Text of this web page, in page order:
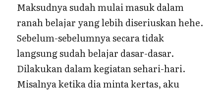
Maksudnya sudah mulai masuk dalam
ranah belajar yang lebih diseriuskan hehe.
Sebelum-sebelumnya secara tidak
langsung sudah belajar dasar-dasar.
Dilakukan dalam kegiatan sehari-hari.
Misalnya ketika dia minta kertas, aku